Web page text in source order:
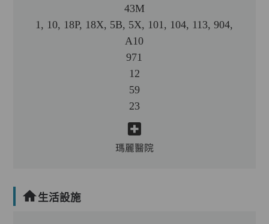
43M
1, 10, 18P, 18X, 5B, 5X, 101, 104, 113, 904,
A10
971
12
59
23
瑪麗醫院
生活設施